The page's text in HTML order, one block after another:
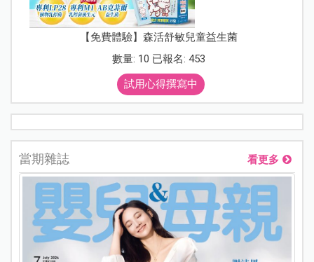
【免費體驗】森活舒敏兒童益生菌
數量: 10 已報名: 453
試用心得撰寫中
當期雜誌 看更多